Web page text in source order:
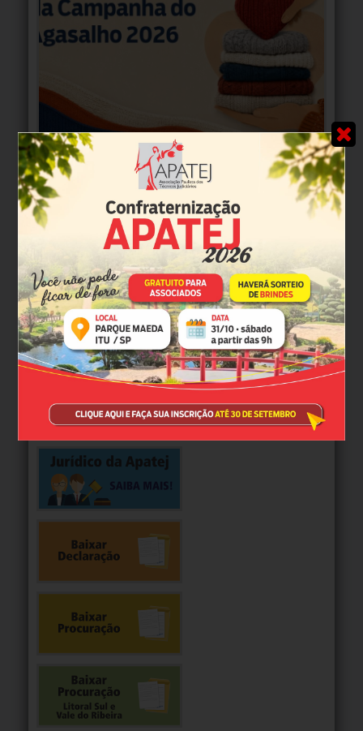
TJSP participa da Campanha do Agasalho 2026
TJ-SP abre prazo para preenchimento do Acordo de
Desempenho 2027
MAIS NOTÍCIAS